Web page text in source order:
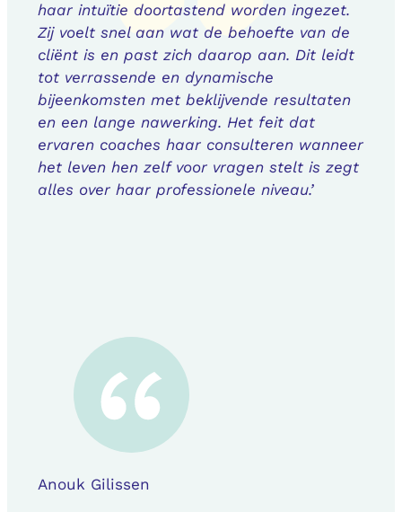
haar intuïtie doortastend worden ingezet.
Zij voelt snel aan wat de behoefte van de
cliënt is en past zich daarop aan. Dit leidt
tot verrassende en dynamische
bijeenkomsten met beklijvende resultaten
en een lange nawerking. Het feit dat
ervaren coaches haar consulteren wanneer
het leven hen zelf voor vragen stelt is zegt
alles over haar professionele niveau.’
Anouk Gilissen